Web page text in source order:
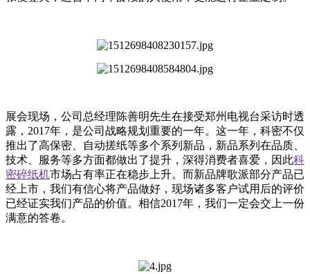
展会现场，公司总经理陈善明先生在接受郑州电视台采访时透
露，2017年，是公司战略规划重要的一年。这一年，科密不仅
推出了高保密、自动搓纸等多个系列新品，新品系列在品质、
技术、服务等多方面都做出了提升，深得消费者喜爱，因此科
密碎纸机市场占有率正在稳步上升。而新品牌歌派部分产品已
经上市，我们有信心将产品做好，现场诸多客户试用后的评价
已经证实我们产品的价值。相信2017年，我们一定会交上一份
满意的答卷。